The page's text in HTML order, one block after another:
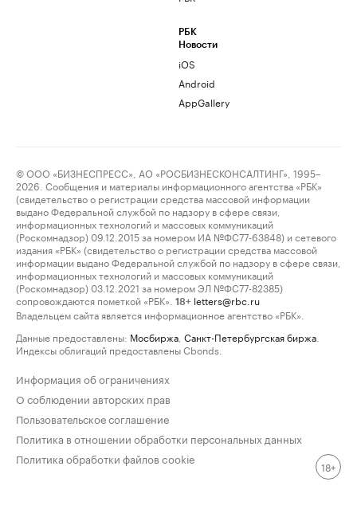
РБК
Новости
iOS
Android
AppGallery
© ООО «БИЗНЕСПРЕСС», АО «РОСБИЗНЕСКОНСАЛТИНГ», 1995–
2026. Сообщения и материалы информационного агентства «РБК»
(свидетельство о регистрации средства массовой информации
выдано Федеральной службой по надзору в сфере связи,
информационных технологий и массовых коммуникаций
(Роскомнадзор) 09.12.2015 за номером ИА №ФС77-63848) и сетевого
издания «РБК» (свидетельство о регистрации средства массовой
информации выдано Федеральной службой по надзору в сфере связи,
информационных технологий и массовых коммуникаций
(Роскомнадзор) 03.12.2021 за номером ЭЛ №ФС77-82385)
сопровождаются пометкой «РБК».
18+ letters@rbc.ru
Владельцем сайта является информационное агентство «РБК».
Данные предоставлены: Мосбиржа Санкт-Петербургская биржа
Индексы облигаций предоставлены Cbonds.
Информация об ограничениях
О соблюдении авторских прав
Пользовательское соглашение
Политика в отношении обработки персональных данных
Политика обработки файлов cookie
18+